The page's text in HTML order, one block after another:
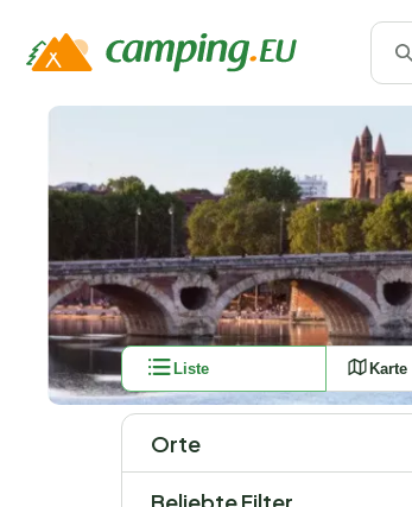
Liste Karte
Orte
Beliebte Filter